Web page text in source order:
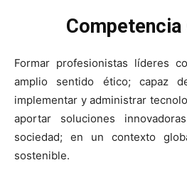
Competencia
Formar profesionistas líderes
amplio sentido ético; capaz
implementar y administrar
aportar soluciones
sociedad; en un contexto
sostenible.